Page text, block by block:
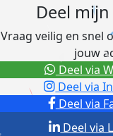
Deel
Vraag veilig en snel
jouw
Deel via
Deel via
Deel via
Deel via